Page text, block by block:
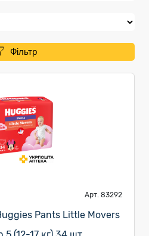
Фільтр
Арт. 83292
Pants Little Movers